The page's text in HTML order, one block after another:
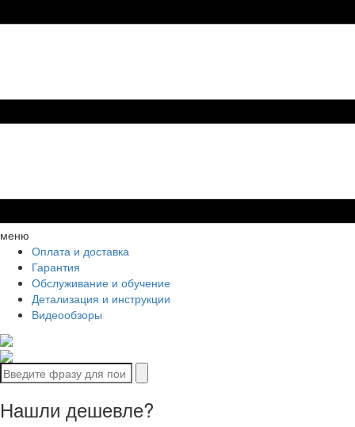
меню
Оплата и доставка
Гарантия
Обслуживание и обучение
Детализация и инструкции
Видеообзоры
Нашли дешевле?